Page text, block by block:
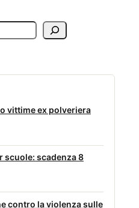
vittime ex polveriera
scuole: scadenza 8
contro la violenza sulle